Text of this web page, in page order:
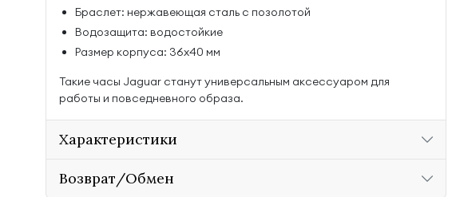
Браслет: нержавеющая сталь с позолотой
Водозащита: водостойкие
Размер корпуса: 36х40 мм
Такие часы Jaguar станут универсальным аксессуаром для
работы и повседневного образа.
Характеристики
Возврат/Обмен